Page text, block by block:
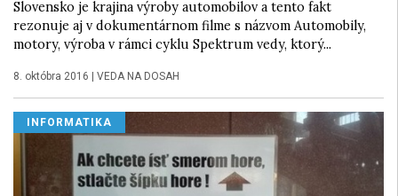
Slovensko je krajina výroby automobilov a tento fakt
rezonuje aj v dokumentárnom filme s názvom Automobily,
motory, výroba v rámci cyklu Spektrum vedy, ktorý...
8. októbra 2016 | VEDA NA DOSAH
INFORMATIKA